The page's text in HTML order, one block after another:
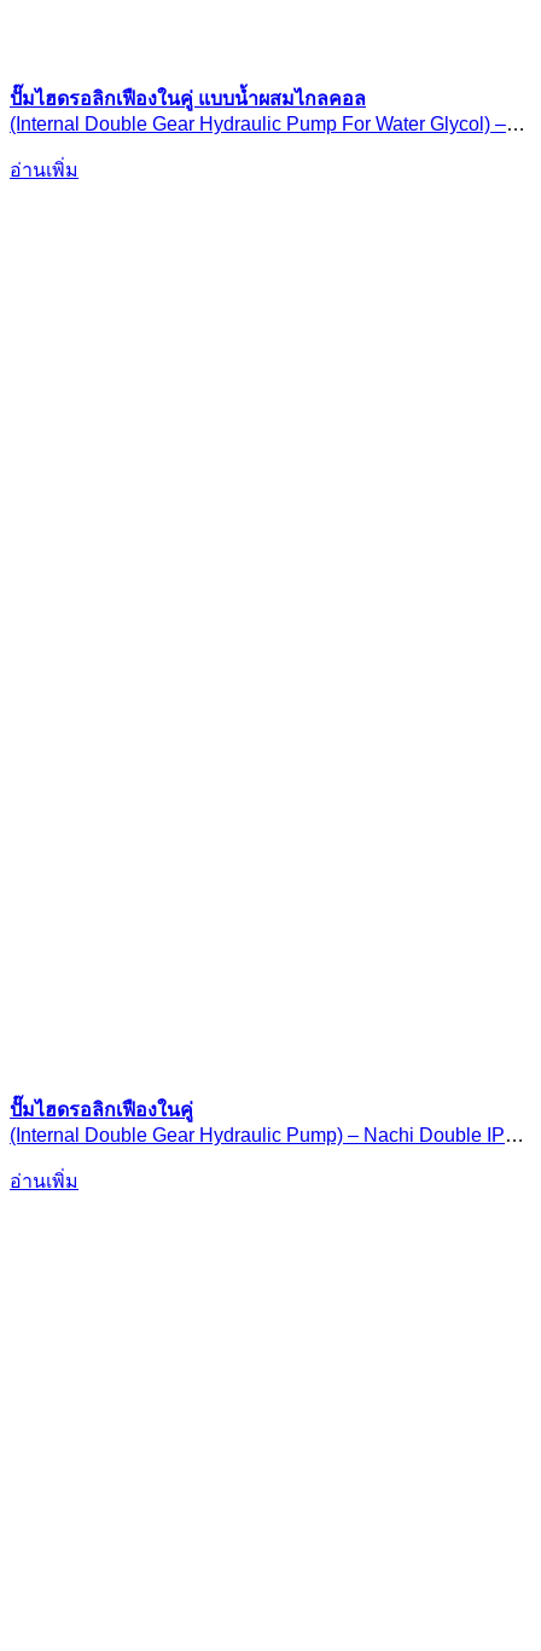
ปั๊มไฮดรอลิกเฟืองในคู่ แบบน้ำผสมไกลคอล
(Internal Double Gear Hydraulic Pump For Water Glycol) –
อ่านเพิ่ม
ปั๊มไฮดรอลิกเฟืองในคู่
(Internal Double Gear Hydraulic Pump) – Nachi Double IPH
อ่านเพิ่ม